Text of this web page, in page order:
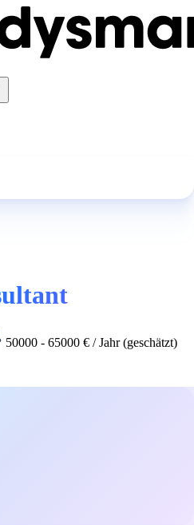
50000 - 65000 € / Jahr (geschätzt)